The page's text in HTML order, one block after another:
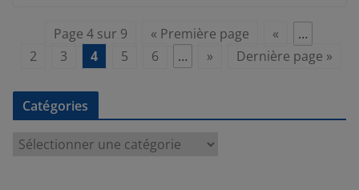
Page 4 sur 9 « Première page «
…
2
3 4 5 6 … » Dernière page »
Catégories